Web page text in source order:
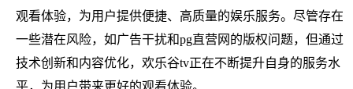
观看体验，为用户提供便捷、高质量的娱乐服务。尽管存在
一些潜在风险，如广告干扰和pg直营网的版权问题，但通过
技术创新和内容优化，欢乐谷tv正在不断提升自身的服务水
平，为用户带来更好的观看体验。